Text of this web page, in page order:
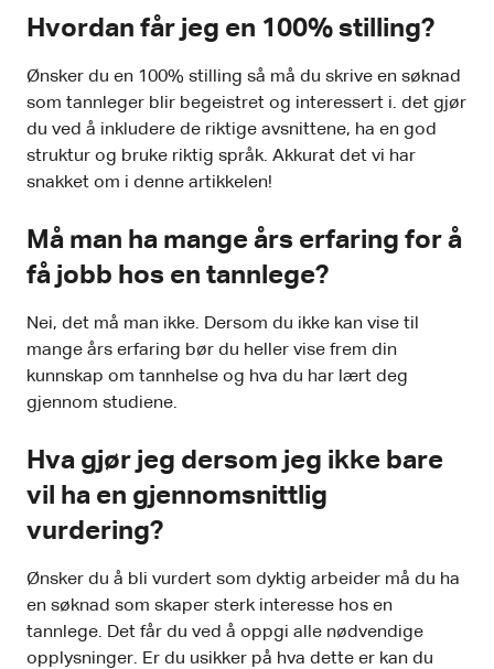
Hvordan får jeg en 100% stilling?
Ønsker du en 100% stilling så må du skrive en søknad
som tannleger blir begeistret og interessert i. det gjør
du ved å inkludere de riktige avsnittene, ha en god
struktur og bruke riktig språk. Akkurat det vi har
snakket om i denne artikkelen!
Må man ha mange års erfaring for å
få jobb hos en tannlege?
Nei, det må man ikke. Dersom du ikke kan vise til
mange års erfaring bør du heller vise frem din
kunnskap om tannhelse og hva du har lært deg
gjennom studiene.
Hva gjør jeg dersom jeg ikke bare
vil ha en gjennomsnittlig
vurdering?
Ønsker du å bli vurdert som dyktig arbeider må du ha
en søknad som skaper sterk interesse hos en
tannlege. Det får du ved å oppgi alle nødvendige
opplysninger. Er du usikker på hva dette er kan du